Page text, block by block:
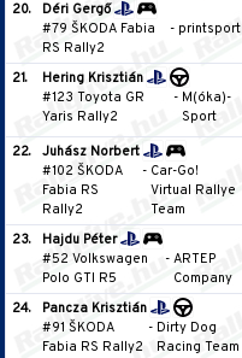
20.
Déri Gergő
#79 ŠKODA Fabia
RS Rally2
- printsport
21.
Hering Krisztián
#123 Toyota GR
Yaris Rally2
- M(óka)-
Sport
22.
Juhász Norbert
#102 ŠKODA
Fabia RS
Rally2
- Car-Go!
Virtual Rallye
Team
23.
Hajdu Péter
#52 Volkswagen
Polo GTI R5
- ARTEP
Company
24.
Pancza Krisztián
#91 ŠKODA
Fabia RS Rally2
- Dirty Dog
Racing Team